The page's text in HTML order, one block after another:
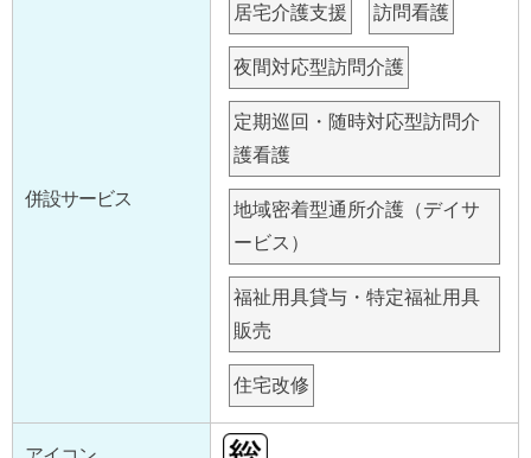
併設サービス
居宅介護支援 訪問看護
夜間対応型訪問介護
定期巡回・随時対応型訪問介
護看護
地域密着型通所介護（デイサ
ービス）
福祉用具貸与・特定福祉用具
販売
住宅改修